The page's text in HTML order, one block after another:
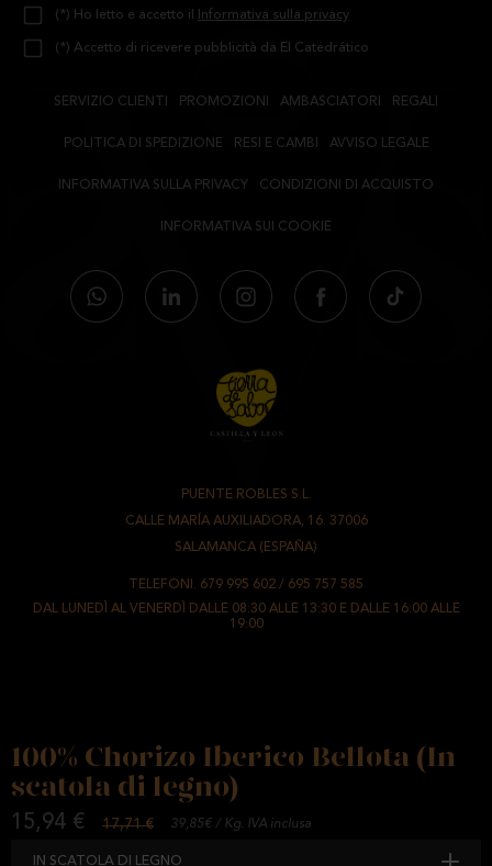
100% Chorizo Iberico Bellota (In
scatola di legno)
15,94 € 17,71 € 39,85€ / Kg. IVA inclusa
IN SCATOLA DI LEGNO
(*) Ho letto e accetto il Informativa sulla privacy
(*) Accetto di ricevere pubblicità da El Catedrático
SERVIZIO CLIENTI PROMOZIONI AMBASCIATORI REGALI
POLITICA DI SPEDIZIONE RESI E CAMBI AVVISO LEGALE
INFORMATIVA SULLA PRIVACY CONDIZIONI DI ACQUISTO
INFORMATIVA SUI COOKIE
PUENTE ROBLES S.L.
CALLE MARÍA AUXILIADORA, 16. 37006
SALAMANCA (ESPAÑA)
TELEFONI. 679 995 602 / 695 757 585
DAL LUNEDÌ AL VENERDÌ DALLE 08:30 ALLE 13:30 E DALLE 16:00 ALLE
19:00